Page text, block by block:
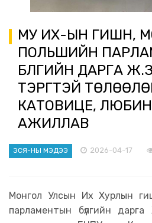
МУ ИХ-ЫН ГИШҮҮН,
ПОЛЬШИЙН
БҮЛГИЙН ДАРГА
ТЭРГҮҮТЭЙ
КАТОВИЦЕ,
АЖИЛЛАВ
ЭСЯ-НЫ МЭДЭЭ 2026-04-17
Монгол Улсын Их Хурлын
парламентын бүлгийн дарга